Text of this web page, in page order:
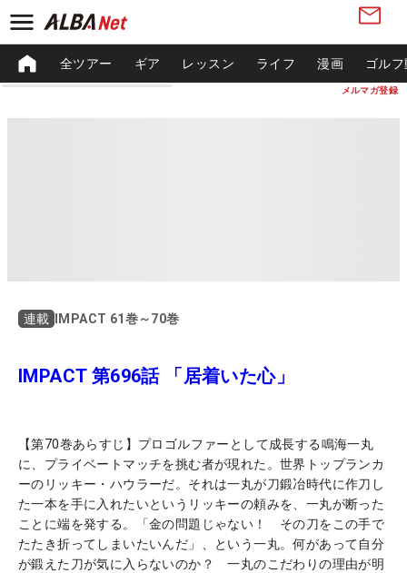
メルマガ登録
全ツアー ギア レッスン ライフ 漫画 ゴル
連載 IMPACT 61巻～70巻
IMPACT 第696話 「居着いた心」
【第70巻あらすじ】プロゴルファーとして成長する鳴海一丸
に、プライベートマッチを挑む者が現れた。世界トップランカ
ーのリッキー・ハウラーだ。それは一丸が刀鍛冶時代に作刀し
た一本を手に入れたいというリッキーの頼みを、一丸が断った
ことに端を発する。「金の問題じゃない！ その刀をこの手で
たたき折ってしまいたいんだ」、という一丸。何があって自分
が鍛えた刀が気に入らないのか？ 一丸のこだわりの理由が明